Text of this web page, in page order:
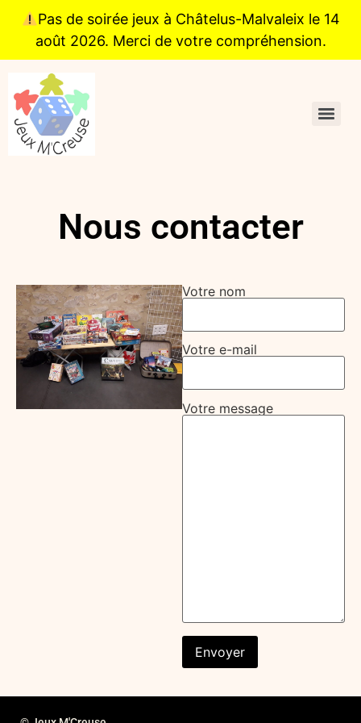
Pas de soirée jeux à Châtelus-Malvaleix le 14
août 2026. Merci de votre compréhension.
Nous contacter
Votre nom
Votre e-mail
Votre message